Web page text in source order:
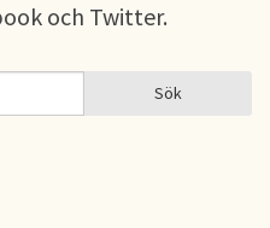
och Twitter.
Sök